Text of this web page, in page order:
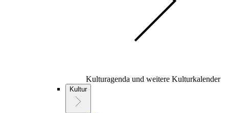
Kulturagenda und weitere Kulturkalender
Kultur